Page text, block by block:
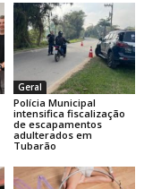
Geral
Polícia Municipal
intensifica fiscalização
de escapamentos
adulterados em
Tubarão